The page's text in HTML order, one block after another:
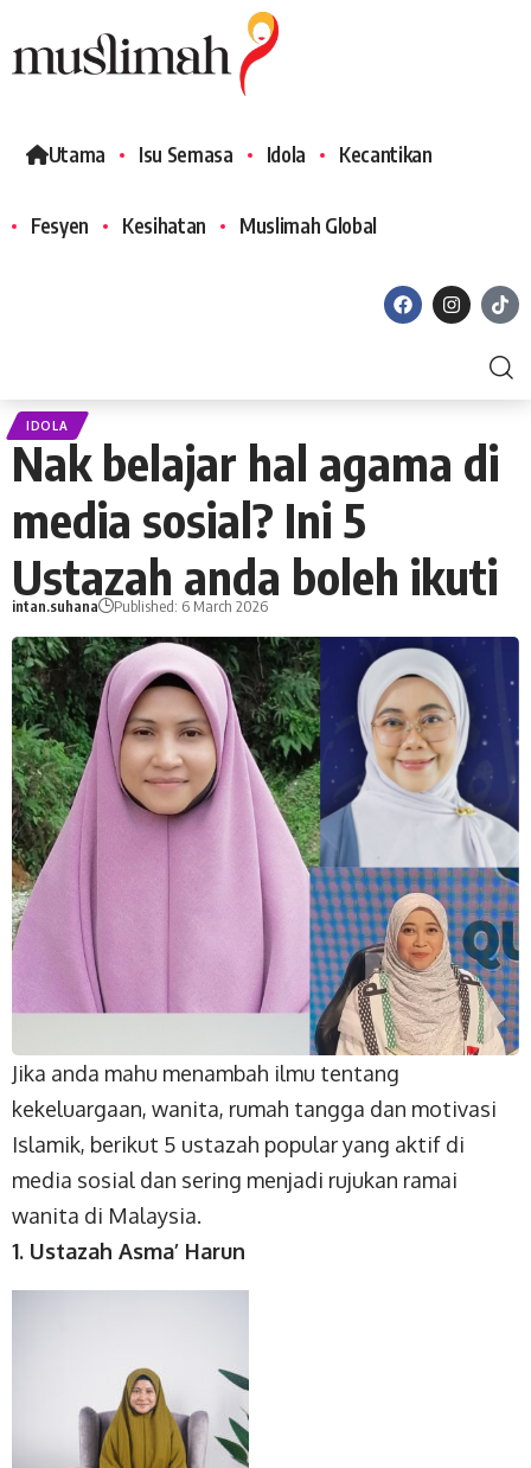
Utama Isu Semasa Idola Kecantikan
Fesyen Kesihatan Muslimah Global
IDOLA
Nak belajar hal agama di
media sosial? Ini 5
Ustazah anda boleh ikuti
intan.suhana Published: 6 March 2026
Jika anda mahu menambah ilmu tentang
kekeluargaan, wanita, rumah tangga dan motivasi
Islamik, berikut 5 ustazah popular yang aktif di
media sosial dan sering menjadi rujukan ramai
wanita di Malaysia.
1. Ustazah Asma’ Harun